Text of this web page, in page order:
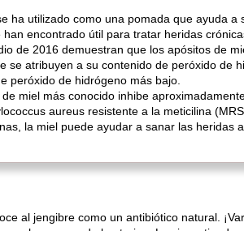
ha utilizado como una pomada que ayuda
encontrado útil para tratar heridas
de 2016 demuestran que los apósitos de
se atribuyen a su contenido de peróxido de
peróxido de hidrógeno más bajo.
miel más conocido inhibe
aureus resistente a la meticilina
la miel puede ayudar a sanar las
al jengibre como un antibiótico natural.